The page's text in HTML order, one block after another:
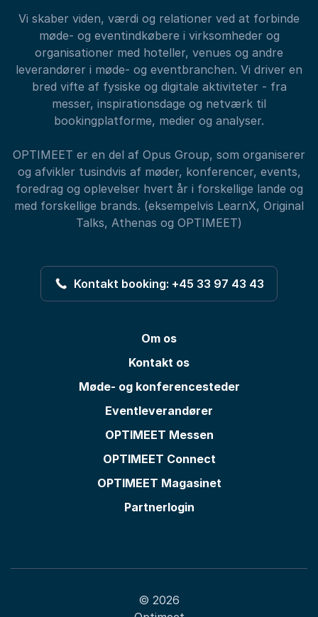
Vi skaber viden, værdi og relationer ved at forbinde
møde- og eventindkøbere i virksomheder og
organisationer med hoteller, venues og andre
leverandører i møde- og eventbranchen. Vi driver en
bred vifte af fysiske og digitale aktiviteter - fra
messer, inspirationsdage og netværk til
bookingplatforme, medier og analyser.
OPTIMEET er en del af Opus Group, som organiserer
og afvikler tusindvis af møder, konferencer, events,
foredrag og oplevelser hvert år i forskellige lande og
med forskellige brands. (eksempelvis LearnX, Original
Talks, Athenas og OPTIMEET)
Kontakt booking: +45 33 97 43 43
Om os
Kontakt os
Møde- og konferencesteder
Eventleverandører
OPTIMEET Messen
OPTIMEET Connect
OPTIMEET Magasinet
Partnerlogin
© 2026